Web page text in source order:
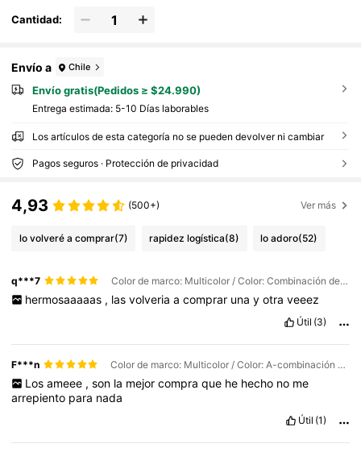
Cantidad:
Envío a Chile
Envío gratis(Pedidos ≥ $24.990)
Entrega estimada: 5-10 Días laborables
Los artículos de esta categoría no se pueden devolver ni cambiar
Pagos seguros · Protección de privacidad
4,93 (500+) Ver más
lo volveré a comprar(7) rapidez logística(8) lo adoro(52)
q***7 Color de marco: Multicolor / Color: Combinación de mercurio rojo transparente D-negro
hermosaaaaas , las volveria a comprar una y otra veeez
Útil (3)
F***n Color de marco: Multicolor / Color: A-combinación de mercurio negro, plateado y blanco
Los ameee , son la mejor compra que he hecho no me
arrepiento para nada
Útil (1)